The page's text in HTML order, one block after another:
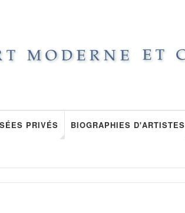
PRIVÉS BIOGRAPHIES D'ARTISTES